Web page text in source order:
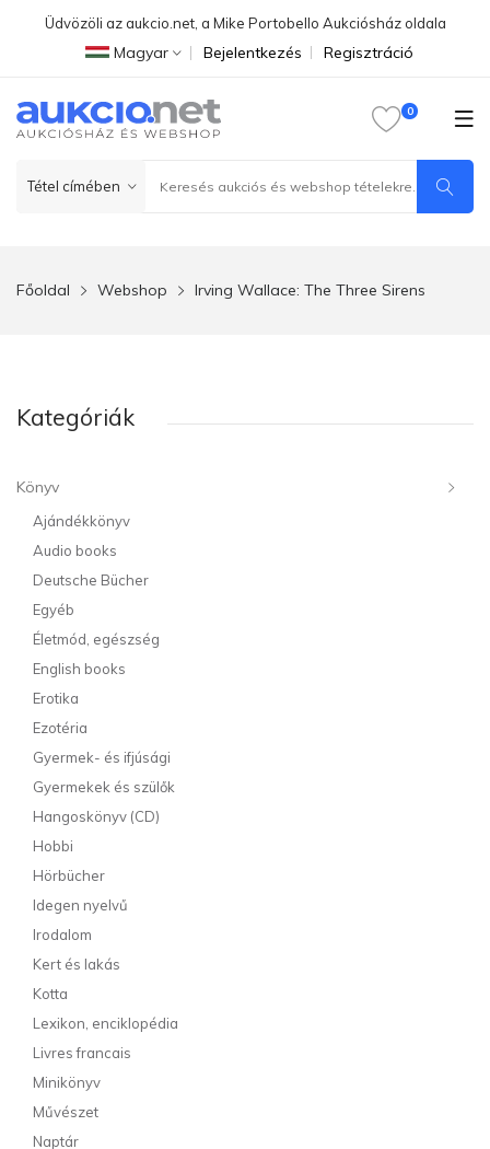
Üdvözöli az aukcio.net, a Mike Portobello Aukciósház oldala
Magyar Bejelentkezés Regisztráció
Főoldal Webshop Irving Wallace: The Three Sirens
Kategóriák
Könyv
Ajándékkönyv
Audio books
Deutsche Bücher
Egyéb
Életmód, egészség
English books
Erotika
Ezotéria
Gyermek- és ifjúsági
Gyermekek és szülők
Hangoskönyv (CD)
Hobbi
Hörbücher
Idegen nyelvű
Irodalom
Kert és lakás
Kotta
Lexikon, enciklopédia
Livres francais
Minikönyv
Művészet
Naptár